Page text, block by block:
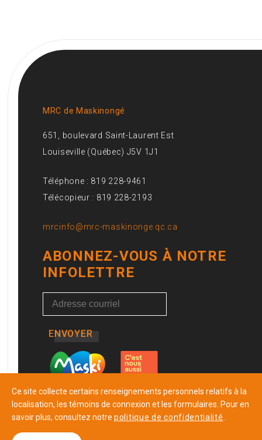
MRC de Maskinongé
651, boulevard Saint-Laurent Est
Louiseville (Québec) J5V 1J1
Téléphone : 819 228-9461
Télécopieur : 819 228-2193
mrcinfo@mrc-maskinonge.qc.ca
ABONNEZ-VOUS À NOTRE
INFOLETTRE
ENVOYER
Ce site collecte certains renseignements personnels relatifs à la
localisation, les témoins de connexion et les formulaires. Pour en
savoir plus, consultez notre politique de confidentialité